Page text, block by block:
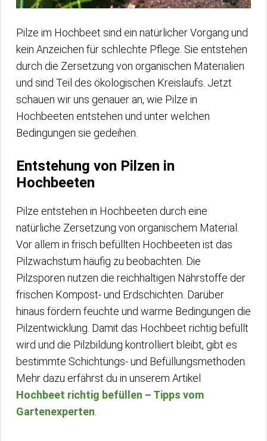
Pilze im Hochbeet sind ein natürlicher Vorgang und
kein Anzeichen für schlechte Pflege. Sie entstehen
durch die Zersetzung von organischen Materialien
und sind Teil des ökologischen Kreislaufs. Jetzt
schauen wir uns genauer an, wie Pilze in
Hochbeeten entstehen und unter welchen
Bedingungen sie gedeihen.
Entstehung von Pilzen in
Hochbeeten
Pilze entstehen in Hochbeeten durch eine
natürliche Zersetzung von organischem Material.
Vor allem in frisch befüllten Hochbeeten ist das
Pilzwachstum häufig zu beobachten. Die
Pilzsporen nutzen die reichhaltigen Nährstoffe der
frischen Kompost- und Erdschichten. Darüber
hinaus fördern feuchte und warme Bedingungen die
Pilzentwicklung. Damit das Hochbeet richtig befüllt
wird und die Pilzbildung kontrolliert bleibt, gibt es
bestimmte Schichtungs- und Befüllungsmethoden.
Mehr dazu erfährst du in unserem Artikel
Hochbeet richtig befüllen – Tipps vom
Gartenexperten